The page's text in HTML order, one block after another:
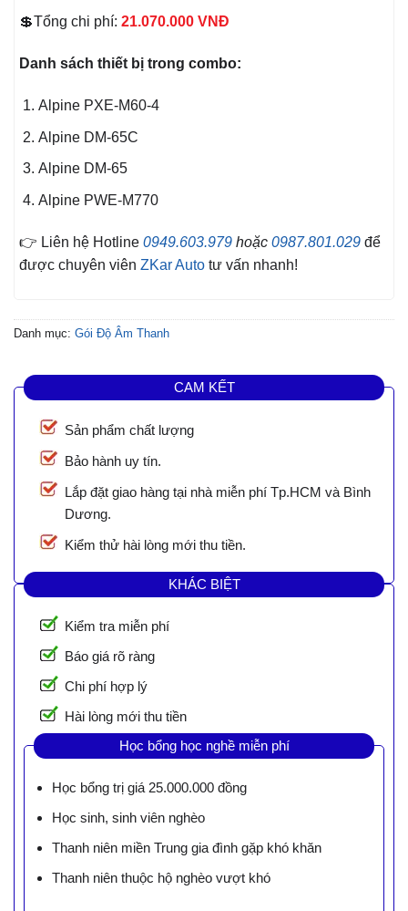
💲Tổng chi phí: 21.070.000 VNĐ
Danh sách thiết bị trong combo:
Alpine PXE-M60-4
Alpine DM-65C
Alpine DM-65
Alpine PWE-M770
👉 Liên hệ Hotline 0949.603.979 hoặc 0987.801.029 để
được chuyên viên ZKar Auto tư vấn nhanh!
Danh mục: Gói Độ Âm Thanh
CAM KẾT
Sản phẩm chất lượng
Bảo hành uy tín.
Lắp đặt giao hàng tại nhà miễn phí Tp.HCM và Bình
Dương.
Kiểm thử hài lòng mới thu tiền.
KHÁC BIỆT
Kiểm tra miễn phí
Báo giá rõ ràng
Chi phí hợp lý
Hài lòng mới thu tiền
Học bổng học nghề miễn phí
Học bổng trị giá 25.000.000 đồng
Học sinh, sinh viên nghèo
Thanh niên miền Trung gia đình gặp khó khăn
Thanh niên thuộc hộ nghèo vượt khó